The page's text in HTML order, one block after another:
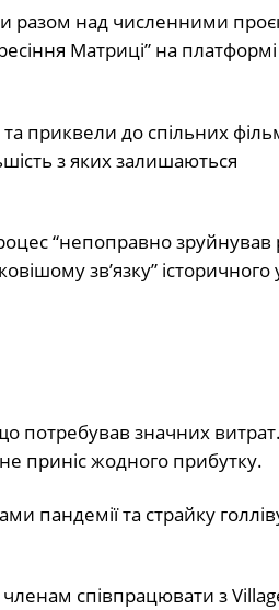
разом над численними
Матриці” на
приквели до спільних
з яких залишаються
“непоправно зруйнував
зв’язку” історичного
потребував значних
приніс жодного прибутку.
пандемії та страйку
співпрацювати з